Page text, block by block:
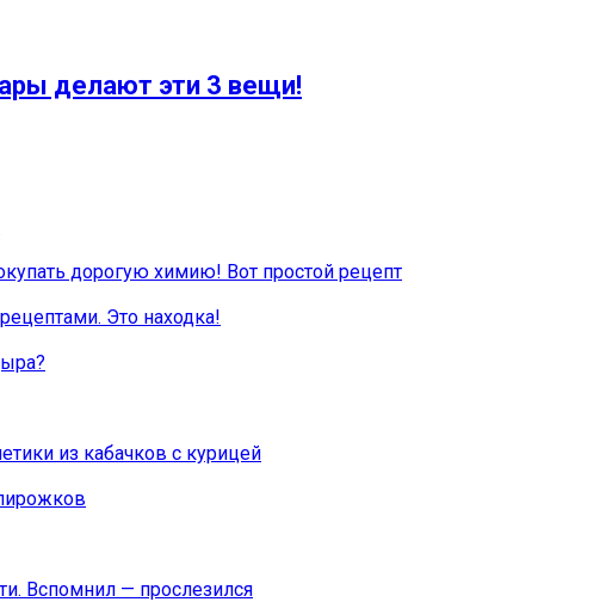
делают эти 3 вещи!
дорогую химию! Вот простой рецепт
Это находка!
из кабачков с курицей
Вспомнил — прослезился